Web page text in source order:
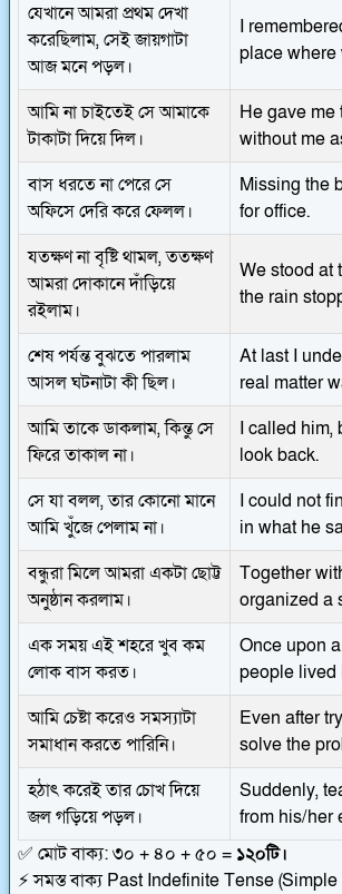
যেখানে আমরা প্রথম দেখা
করেছিলাম, সেই জায়গাটা
আজ মনে পড়ল।
I
place where
আমি না চাইতেই সে আমাকে
টাকাটা দিয়ে দিল।
He gave me
without me
বাস ধরতে না পেরে সে
অফিসে দেরি করে ফেলল।
Missing the
for office.
যতক্ষণ না বৃষ্টি থামল, ততক্ষণ
আমরা দোকানে দাঁড়িয়ে
রইলাম।
We stood at
the rain
শেষ পর্যন্ত বুঝতে পারলাম
আসল ঘটনাটা কী ছিল।
At last I
real matter
আমি তাকে ডাকলাম, কিন্তু সে
ফিরে তাকাল না।
I called him,
look back.
সে যা বলল, তার কোনো মানে
আমি খুঁজে পেলাম না।
I could not
in what he
বন্ধুরা মিলে আমরা একটা ছোট্ট
অনুষ্ঠান করলাম।
Together
organized a
এক সময় এই শহরে খুব কম
লোক বাস করত।
Once upon
people lived
আমি চেষ্টা করেও সমস্যাটা
সমাধান করতে পারিনি।
Even after
solve the
হঠাৎ করেই তার চোখ দিয়ে
জল গড়িয়ে পড়ল।
Suddenly,
from his/her
✅ মোট বাক্য: ৩০ + ৪০ + ৫০ = ১২০টি।
⚡ সমস্ত বাক্য Past Indefinite Tense